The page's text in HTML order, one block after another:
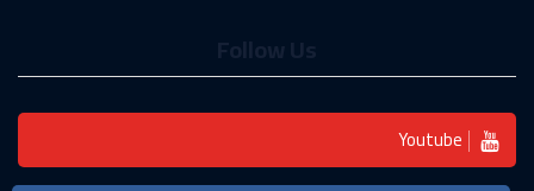
Youtube